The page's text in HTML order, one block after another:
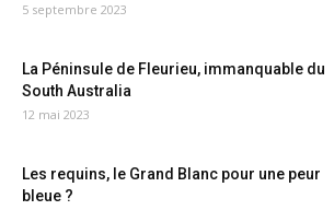
5 septembre 2023
La Péninsule de Fleurieu, immanquable du
South Australia
12 mai 2023
Les requins, le Grand Blanc pour une peur
bleue ?